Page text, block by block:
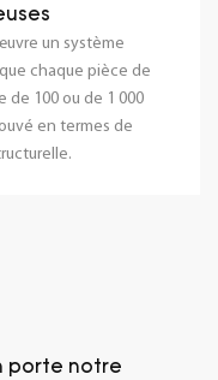
un système
chaque pièce de
de 100 ou de 1 000
en termes de
porte notre